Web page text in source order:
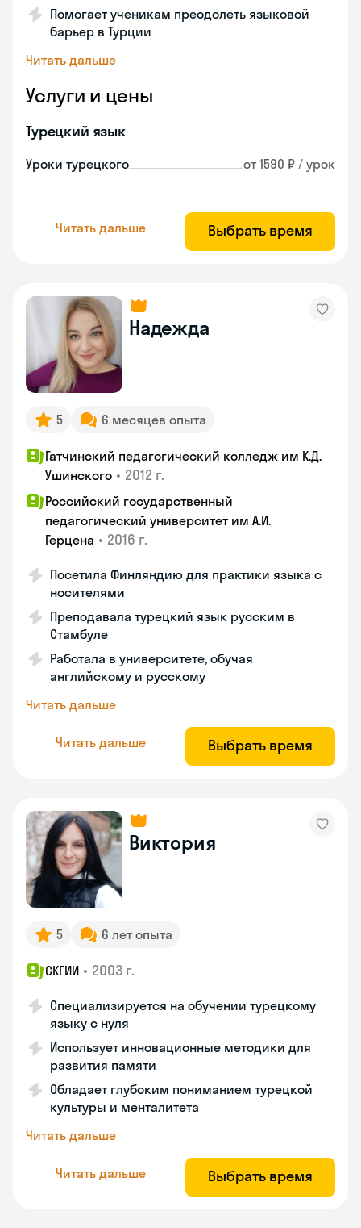
Помогает ученикам преодолеть языковой
барьер в Турции
Читать дальше
Услуги и цены
Турецкий язык
Уроки турецкого от 1590 ₽ / урок
Читать дальше Выбрать время
Надежда
5 6 месяцев опыта
Гатчинский педагогический колледж им К.Д.
Ушинского • 2012 г.
Российский государственный
педагогический университет им А.И.
Герцена • 2016 г.
Посетила Финляндию для практики языка с
носителями
Преподавала турецкий язык русским в
Стамбуле
Работала в университете, обучая
английскому и русскому
Читать дальше
Читать дальше Выбрать время
Виктория
5 6 лет опыта
СКГИИ • 2003 г.
Специализируется на обучении турецкому
языку с нуля
Использует инновационные методики для
развития памяти
Обладает глубоким пониманием турецкой
культуры и менталитета
Читать дальше
Читать дальше Выбрать время